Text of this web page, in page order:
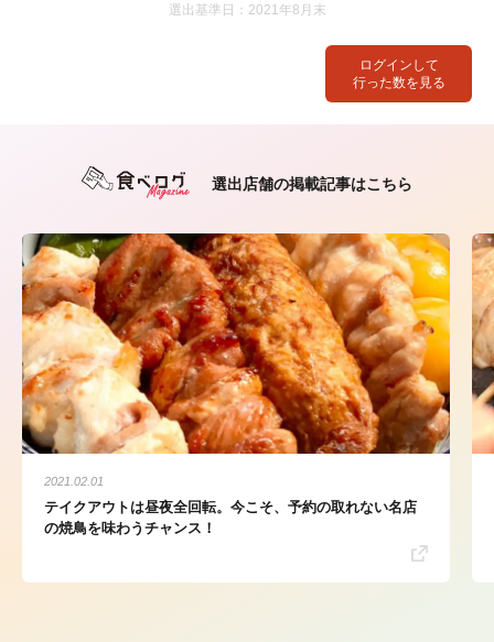
ログインして
行った数を見る
選出基準日：2021年8月末
選出店舗の掲載記事はこちら
2021.02.01
テイクアウトは昼夜全回転。今こそ、予約の取れない名店
の焼鳥を味わうチャンス！